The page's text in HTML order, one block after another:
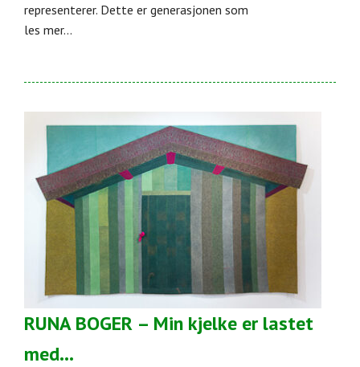
representerer. Dette er generasjonen som
les mer...
RUNA BOGER – Min kjelke er lastet
med…